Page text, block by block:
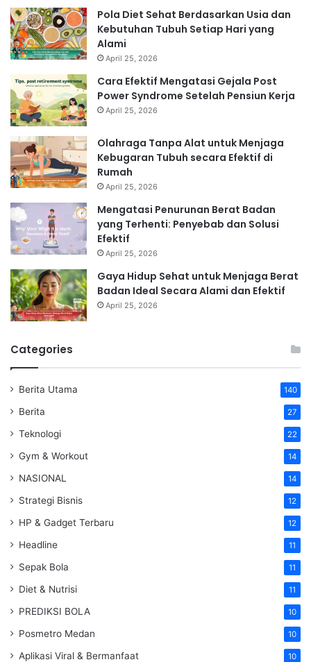
Pola Diet Sehat Berdasarkan Usia dan
Kebutuhan Tubuh Setiap Hari yang
Alami
April 25, 2026
Cara Efektif Mengatasi Gejala Post
Power Syndrome Setelah Pensiun Kerja
April 25, 2026
Olahraga Tanpa Alat untuk Menjaga
Kebugaran Tubuh secara Efektif di
Rumah
April 25, 2026
Mengatasi Penurunan Berat Badan
yang Terhenti: Penyebab dan Solusi
Efektif
April 25, 2026
Gaya Hidup Sehat untuk Menjaga Berat
Badan Ideal Secara Alami dan Efektif
April 25, 2026
Categories
Berita Utama 140
Berita 27
Teknologi 22
Gym & Workout 14
NASIONAL 14
Strategi Bisnis 12
HP & Gadget Terbaru 12
Headline 11
Sepak Bola 11
Diet & Nutrisi 11
PREDIKSI BOLA 10
Posmetro Medan 10
Aplikasi Viral & Bermanfaat 10